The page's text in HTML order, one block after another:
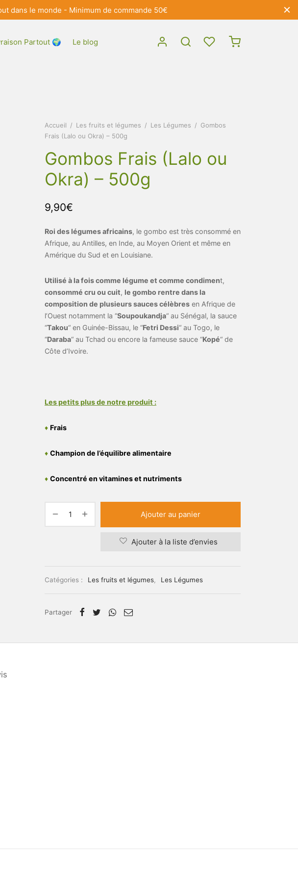
dans le monde - Minimum de commande 50€
Partout 🌍 Le blog
Accueil / Les fruits et légumes / Les Légumes / Gombos
Frais (Lalo ou Okra) – 500g
Gombos Frais (Lalo ou
Okra) – 500g
9,90€
Roi des légumes africains, le gombo est très consommé en
Afrique, au Antilles, en Inde, au Moyen Orient et même en
Amérique du Sud et en Louisiane.
Utilisé à la fois comme légume et comme condiment,
consommé cru ou cuit, le gombo rentre dans la
composition de plusieurs sauces célèbres en Afrique de
l’Ouest notamment la “Soupoukandja“ au Sénégal, la sauce
“Takou“ en Guinée-Bissau, le “Fetri Dessi“ au Togo, le
“Daraba“ au Tchad ou encore la fameuse sauce “Kopé“ de
Côte d’Ivoire.
Les petits plus de notre produit :
♦ Frais
♦ Champion de l’équilibre alimentaire
♦ Concentré en vitamines et nutriments
Ajouter au panier
Ajouter à la liste d’envies
Catégories : Les fruits et légumes, Les Légumes
Partager